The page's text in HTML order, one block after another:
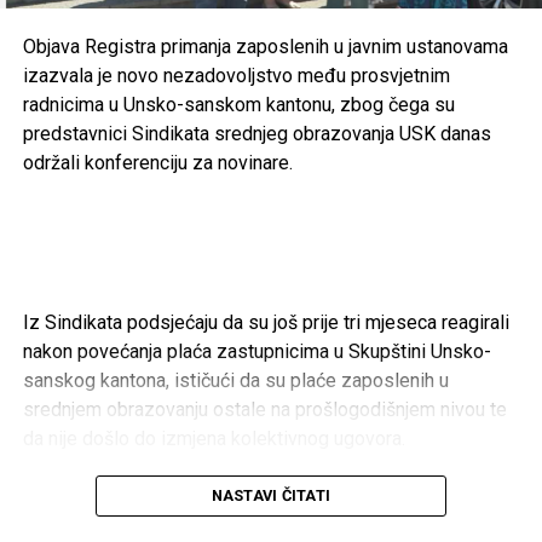
i klubovima
Cazin – 166.200 KM
Gradski sportski savez Cazin –50.000 KM
Konjički klub “Cazin” –40.000 KM
RK “Cepelin-Krajina” –5.000 KM
OŽRK “Krajina” –5.000 KM
Taekwon-do klub “Bosna” –5.000 KM
Bihać – 369.000 KM
Objava Registra primanja zaposlenih u javnim ustanovama
izazvala je novo nezadovoljstvo među prosvjetnim
radnicima u Unsko-sanskom kantonu, zbog čega su
predstavnici Sindikata srednjeg obrazovanja USK danas
održali konferenciju za novinare.
Iz Sindikata podsjećaju da su još prije tri mjeseca reagirali
nakon povećanja plaća zastupnicima u Skupštini Unsko-
sanskog kantona, ističući da su plaće zaposlenih u
srednjem obrazovanju ostale na prošlogodišnjem nivou te
Kako navode, objava Registra primanja dodatno je pojačala
nezadovoljstvo među prosvjetnim radnicima. Tvrde da
NASTAVI ČITATI